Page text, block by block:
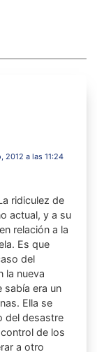
2012 a las 11:24
ridiculez de
actual, y a su
relación a la
Es que
del
la nueva
sabía era un
Ella se
del desastre
de los
a otro